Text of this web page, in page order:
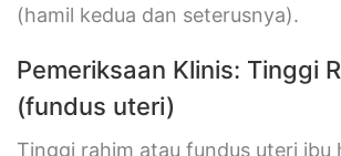
(hamil kedua dan seterusnya).
Pemeriksaan Klinis: Tinggi
(fundus uteri)
Tinggi rahim atau fundus uteri ibu